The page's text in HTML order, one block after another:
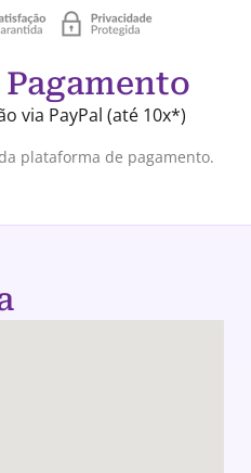
via PayPal (até 10x*)
plataforma de pagamento.